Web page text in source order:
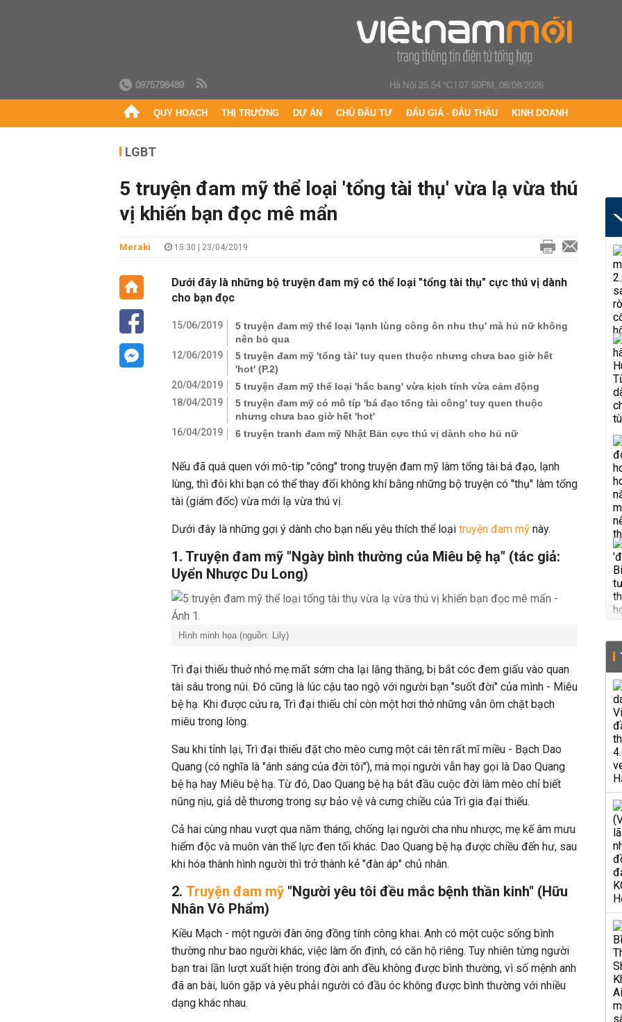
0975798489 Hà Nội 25.54 °C|07:50PM, 06/08/2026
QUY HOẠCH THỊ TRƯỜNG DỰ ÁN CHỦ ĐẦU TƯ ĐẤU GIÁ - ĐẤU THẦU KINH DOANH
LGBT
5 truyện đam mỹ thể loại 'tổng tài thụ' vừa lạ vừa thú
vị khiến bạn đọc mê mẩn
Meraki 15:30 | 23/04/2019
Dưới đây là những bộ truyện đam mỹ có thể loại "tổng tài thụ" cực thú vị dành
cho bạn đọc
15/06/2019
5 truyện đam mỹ thể loại 'lạnh lùng công ôn nhu thụ' mà hủ nữ không
nên bỏ qua
12/06/2019
5 truyện đam mỹ 'tổng tài' tuy quen thuộc nhưng chưa bao giờ hết
'hot' (P.2)
20/04/2019
5 truyện đam mỹ thể loại 'hắc bang' vừa kịch tính vừa cảm động
18/04/2019
5 truyện đam mỹ có mô típ 'bá đạo tổng tài công' tuy quen thuộc
nhưng chưa bao giờ hết 'hot'
16/04/2019
6 truyện tranh đam mỹ Nhật Bản cực thú vị dành cho hủ nữ
Nếu đã quá quen với mô-tip "công" trong truyện đam mỹ làm tổng tài bá đạo, lạnh
lùng, thì đôi khi bạn có thể thay đổi không khí bằng những bộ truyện có "thụ" làm tổng
tài (giám đốc) vừa mới lạ vừa thú vị.
Dưới đây là những gợi ý dành cho bạn nếu yêu thích thể loại truyện đam mỹ này.
1. Truyện đam mỹ "Ngày bình thường của Miêu bệ hạ" (tác giả:
Uyển Nhược Du Long)
Hình minh họa (nguồn: Lily)
Trì đại thiếu thuở nhỏ mẹ mất sớm cha lại lăng thăng, bị bắt cóc đem giấu vào quan
tài sâu trong núi. Đó cũng là lúc cậu tao ngộ với người bạn "suốt đời" của mình - Miêu
bệ hạ. Khi được cứu ra, Trì đại thiếu chỉ còn một hơi thở những vẫn ôm chặt bạch
miêu trong lòng.
Sau khi tỉnh lại, Trì đại thiếu đặt cho mèo cưng một cái tên rất mĩ miều - Bạch Dao
Quang (có nghĩa là "ánh sáng của đời tôi"), mà mọi người vẫn hay gọi là Dao Quang
bệ hạ hay Miêu bệ hạ. Từ đó, Dao Quang bệ hạ bắt đầu cuộc đời làm mèo chỉ biết
nũng nịu, giả dễ thương trong sự bảo vệ và cưng chiều của Trì gia đại thiếu.
Cả hai cùng nhau vượt qua năm tháng, chống lại người cha nhu nhược, mẹ kế âm mưu
hiểm độc và muôn vàn thế lực đen tối khác. Dao Quang bệ hạ được chiều đến hư, sau
khi hóa thành hình người thì trở thành kẻ "đàn áp" chủ nhân.
2. Truyện đam mỹ "Người yêu tôi đều mắc bệnh thần kinh" (Hữu
Nhân Vô Phẩm)
Kiều Mạch - một người đàn ông đồng tính công khai. Anh có một cuộc sống bình
thường như bao người khác, việc làm ổn định, có căn hộ riêng. Tuy nhiên từng người
bạn trai lần lượt xuất hiện trong đời anh đều không được bình thường, vì số mệnh anh
đã an bài, luôn gặp và yêu phải người có đầu óc không được bình thường với nhiều
dạng khác nhau.